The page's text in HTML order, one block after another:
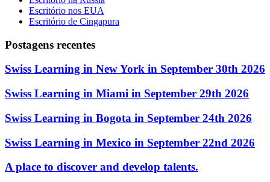
Escritório nos EUA
Escritório de Cingapura
Postagens recentes
Swiss Learning in New York in September 30th 2026
Swiss Learning in Miami in September 29th 2026
Swiss Learning in Bogota in September 24th 2026
Swiss Learning in Mexico in September 22nd 2026
A place to discover and develop talents.